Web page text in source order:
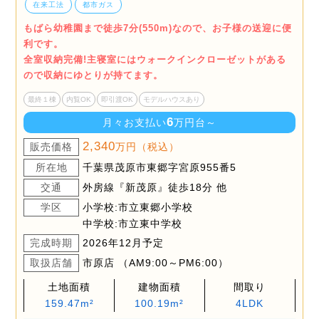
在来工法 都市ガス
もばら幼稚園まで徒歩7分(550m)なので、お子様の送迎に便
利です。
全室収納完備!主寝室にはウォークインクローゼットがある
ので収納にゆとりが持てます。
最終１棟 内覧OK 即引渡OK モデルハウスあり
月々お支払い6万円台～
販売価格 2,340万円（税込）
所在地
千葉県茂原市東郷字宮原955番5
交通
外房線『新茂原』徒歩18分 他
学区
小学校:市立東郷小学校
中学校:市立東中学校
完成時期
2026年12月予定
取扱店舗
市原店 （AM9:00～PM6:00）
土地面積
159.47m²
建物面積
100.19m²
間取り
4LDK